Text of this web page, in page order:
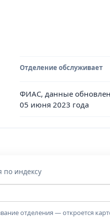
Отделение обслуживает
ФИАС, данные
05 июня 2023 года
по индексу
отделения — откроется